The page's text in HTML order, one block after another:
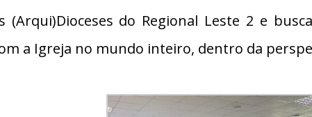
do Regional Leste 2 e
a Igreja no mundo inteiro, dentro da